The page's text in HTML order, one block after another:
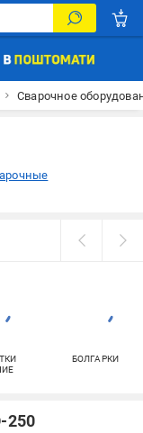
Сварочное
БОЛГАРКИ
250